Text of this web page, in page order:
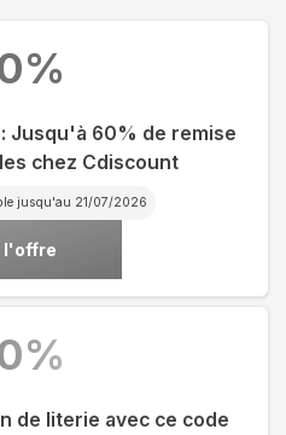
Jusqu'à 60% de remise
chez Cdiscount
jusqu'au 21/07/2026
l'offre
%
de literie avec ce code
%